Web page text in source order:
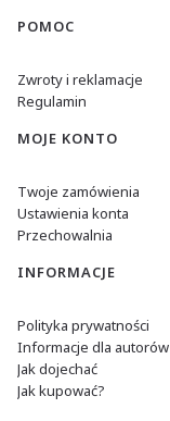
Linki w stopce
POMOC
Zwroty i reklamacje
Regulamin
MOJE KONTO
Twoje zamówienia
Ustawienia konta
Przechowalnia
INFORMACJE
Polityka prywatności
Informacje dla autorów
Jak dojechać
Jak kupować?